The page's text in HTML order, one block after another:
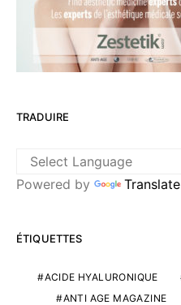
TRADUIRE
Powered by Translate
ÉTIQUETTES
ACIDE HYALURONIQUE
ANTI AGE MAGAZINE